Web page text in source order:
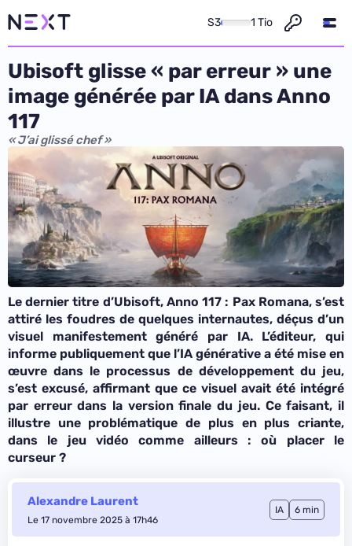
S3 1 Tio
Ubisoft glisse « par erreur » une
image générée par IA dans Anno
117
« J’ai glissé chef »
Le dernier titre d’Ubisoft, Anno 117 : Pax Romana, s’est
attiré les foudres de quelques internautes, déçus d’un
visuel manifestement généré par IA. L’éditeur, qui
informe publiquement que l’IA générative a été mise en
œuvre dans le processus de développementdu jeu,
s’est excusé, affirmant que ce visuel avait été intégré
par erreur dans la version finale du jeu. Ce faisant, il
illustre une problématique de plus en plus criante,
dans le jeu vidéo comme ailleurs : où placer le
curseur ?
Alexandre Laurent
Le 17 novembre 2025 à 17h46
IA 6 min